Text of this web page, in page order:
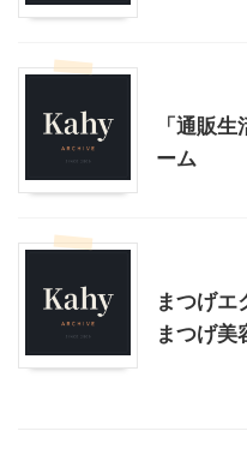
「通販
ーム
まつげエ
まつげ美